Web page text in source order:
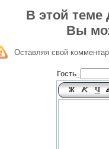
В этой теме
Вы
Оставляя свой
Гость_